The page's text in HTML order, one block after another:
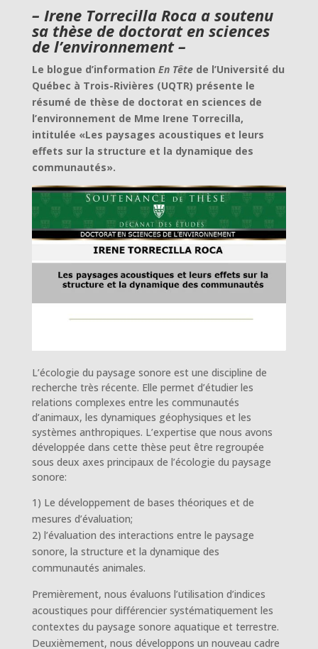
– Irene Torrecilla Roca a soutenu
sa thèse de doctorat en sciences
de l’environnement –
Le blogue d’information En Têtede l’Université du
Québec à Trois-Rivières (UQTR) présente le
résumé de thèse de doctorat en sciences de
l’environnement de Mme Irene Torrecilla,
intitulée «Les paysages acoustiques et leurs
effets sur la structure et la dynamique des
communautés».
L’écologie du paysage sonore est une discipline de
recherche très récente. Elle permet d’étudier les
relations complexes entre les communautés
d’animaux, les dynamiques géophysiques et les
systèmes anthropiques. L’expertise que nous avons
développée dans cette thèse peut être regroupée
sous deux axes principaux de l’écologie du paysage
sonore:
1) Le développement de bases théoriques et de
mesures d’évaluation;
2) l’évaluation des interactions entre le paysage
sonore, la structure et la dynamique des
communautés animales.
Premièrement, nous évaluons l’utilisation d’indices
acoustiques pour différencier systématiquement les
contextes du paysage sonore aquatique et terrestre.
Deuxièmement, nous développons un nouveau cadre